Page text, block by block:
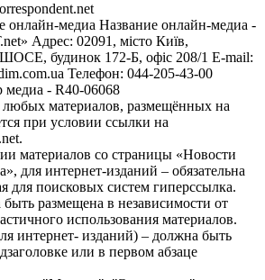
онлайн-медиа Название онлайн-медиа -
Адрес: 02091, місто Київ,
будинок 172-Б, офіс 208/1 E-mail:
Телефон: 044-205-43-00
медиа - R40-06068
любых материалов, размещённых на
при условии ссылки на
материалов со страницы «Новости
для интернет-изданий – обязательна
для поисковых систем гиперссылка.
размещена в независимости от
использования материалов.
интернет- изданий) – должна быть
или в первом абзаце